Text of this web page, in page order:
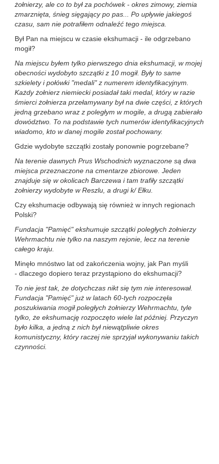
żołnierzy, ale co to był za pochówek - okres zimowy, ziemia
zmarznięta, śnieg sięgający po pas... Po upływie jakiegoś
czasu, sam nie potrafiłem odnaleźć tego miejsca.
Był Pan na miejscu w czasie ekshumacji - ile odgrzebano
mogił?
Na miejscu byłem tylko pierwszego dnia ekshumacji, w mojej
obecności wydobyto szczątki z 10 mogił. Były to same
szkielety i połówki "medali" z numerem identyfikacyjnym.
Każdy żołnierz niemiecki posiadał taki medal, który w razie
śmierci żołnierza przełamywany był na dwie części, z których
jedną grzebano wraz z poległym w mogile, a drugą zabierało
dowództwo. To na podstawie tych numerów identyfikacyjnych
wiadomo, kto w danej mogile został pochowany.
Gdzie wydobyte szczątki zostały ponownie pogrzebane?
Na terenie dawnych Prus Wschodnich wyznaczone są dwa
miejsca przeznaczone na cmentarze zbiorowe. Jeden
znajduje się w okolicach Barczewa i tam trafiły szczątki
żołnierzy wydobyte w Reszlu, a drugi k/ Ełku.
Czy ekshumacje odbywają się również w innych regionach
Polski?
Fundacja "Pamięć" ekshumuje szczątki poległych żołnierzy
Wehrmachtu nie tylko na naszym rejonie, lecz na terenie
całego kraju.
Minęło mnóstwo lat od zakończenia wojny, jak Pan myśli
- dlaczego dopiero teraz przystąpiono do ekshumacji?
To nie jest tak, że dotychczas nikt się tym nie interesował.
Fundacja "Pamięć" już w latach 60-tych rozpoczęła
poszukiwania mogił poległych żołnierzy Wehrmachtu, tyle
tylko, że ekshumację rozpoczęto wiele lat później. Przyczyn
było kilka, a jedną z nich był niewątpliwie okres
komunistyczny, który raczej nie sprzyjał wykonywaniu takich
czynności.